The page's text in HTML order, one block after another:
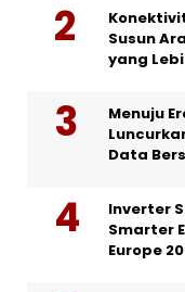
Susun
yang
Menuju
Data
Inverter
Smarter
Europe